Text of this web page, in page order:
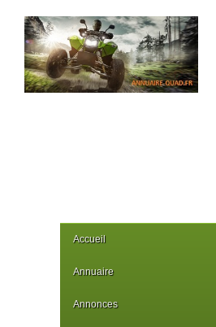
Accueil
Annuaire
Annonces